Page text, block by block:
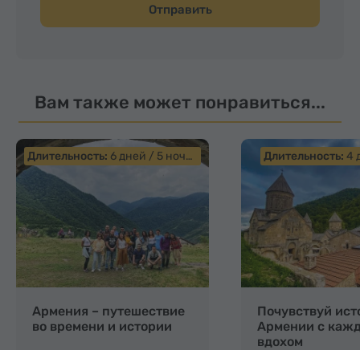
Отправить
Вам также может понравиться...
Длительность: 6 дней / 5 ночей
Армения – путешествие
во времени и истории
Длительность: 4
Почувствуй
Армении с
вдохом